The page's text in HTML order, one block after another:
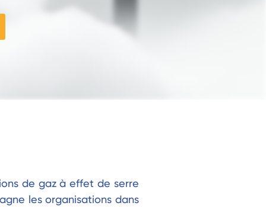
de gaz à effet de serre
les organisations dans